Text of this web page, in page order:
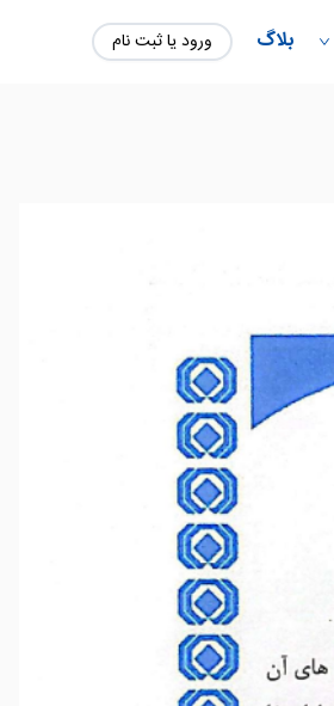
بلاگ ورود یا ثبت نام